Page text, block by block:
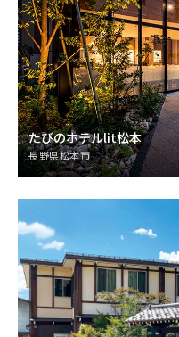
たびのホテルlit松本
長野県松本市